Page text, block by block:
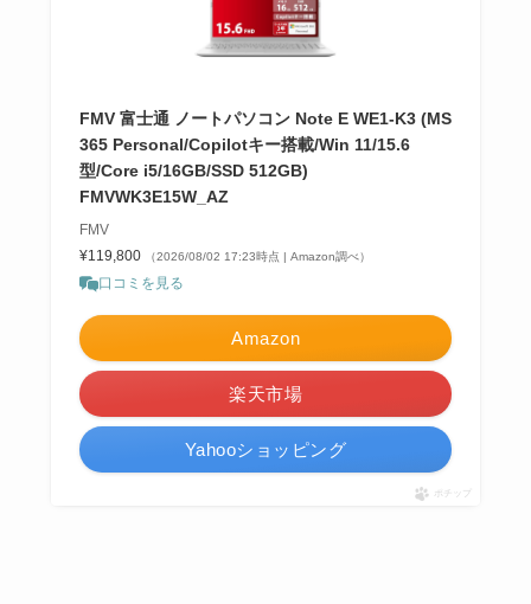
FMV 富士通 ノートパソコン Note E WE1-K3 (MS
365 Personal/Copilotキー搭載/Win 11/15.6
型/Core i5/16GB/SSD 512GB)
FMVWK3E15W_AZ
FMV
¥119,800
（2026/08/02 17:23時点 | Amazon調べ）
口コミを見る
Amazon
楽天市場
Yahooショッピング
ポチップ